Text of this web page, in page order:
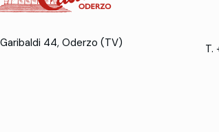
44, Oderzo (TV) T.